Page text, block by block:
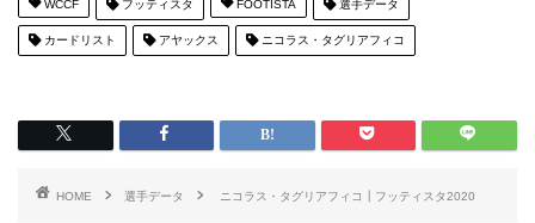
WCCF フッティスタ FOOTISTA 選手データ
カードリスト アヤックス ニコラス・タグリアフィコ
HOME 選手データ ニコラス・タグリアフィコ┃フッティスタ2020